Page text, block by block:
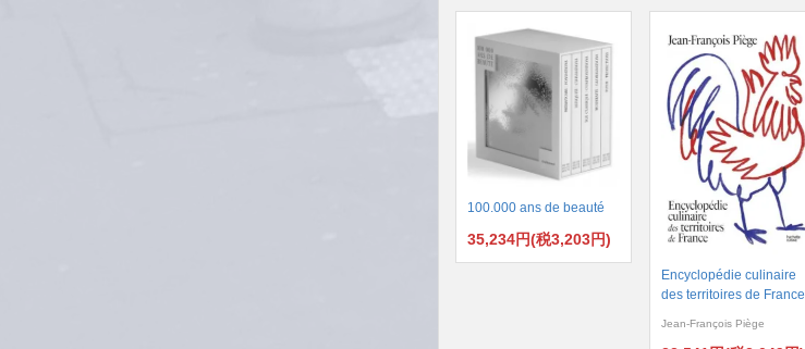
100.000 ans de beauté
35,234円(税3,203円)
Encyclopédie culinaire
des territoires de France
Jean-François Piège